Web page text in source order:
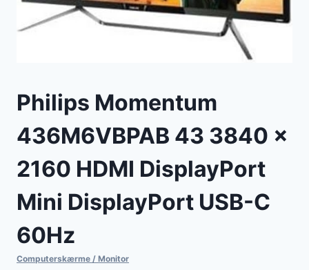
Philips Momentum
436M6VBPAB 43 3840 x
2160 HDMI DisplayPort
Mini DisplayPort USB-C
60Hz
Computerskærme / Monitor